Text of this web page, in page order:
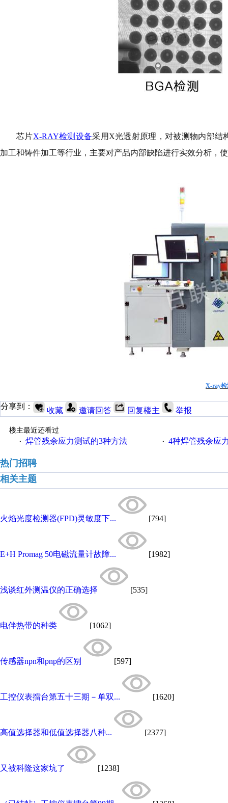
芯片X-RAY检测设备采用 X光透射原理，对被测物内部结
加工和铸件加工等行业，主要对产品内部缺陷进行实效分析，
X-ray检
分享到： 收藏 邀请回答 回复楼主 举报
楼主最近还看过
· 焊管残余应力测试的3种方法 · 4种焊管残余应
热门招聘
相关主题
火焰光度检测器(FPD)灵敏度下... [794]
E+H Promag 50电磁流量计故障... [1982]
浅谈红外测温仪的正确选择 [535]
电伴热带的种类 [1062]
传感器npn和pnp的区别 [597]
工控仪表擂台第五十三期－单双... [1620]
高值选择器和低值选择器八种... [2377]
又被科隆这家坑了 [1238]